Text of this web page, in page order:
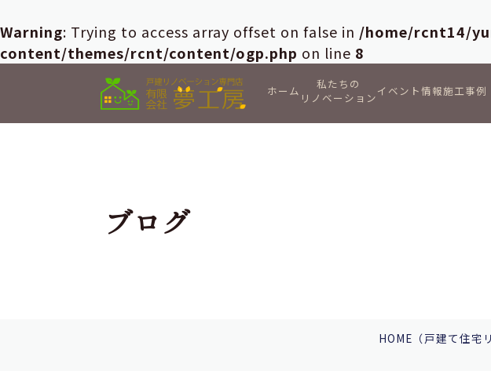
Warning: Trying to access array offset on false in /home/rcnt14/
content/themes/rcnt/content/ogp.php on line 8
ホーム
私たちの
リノベーションイベント情報施工事例
ブログ
HOME （戸建て住宅